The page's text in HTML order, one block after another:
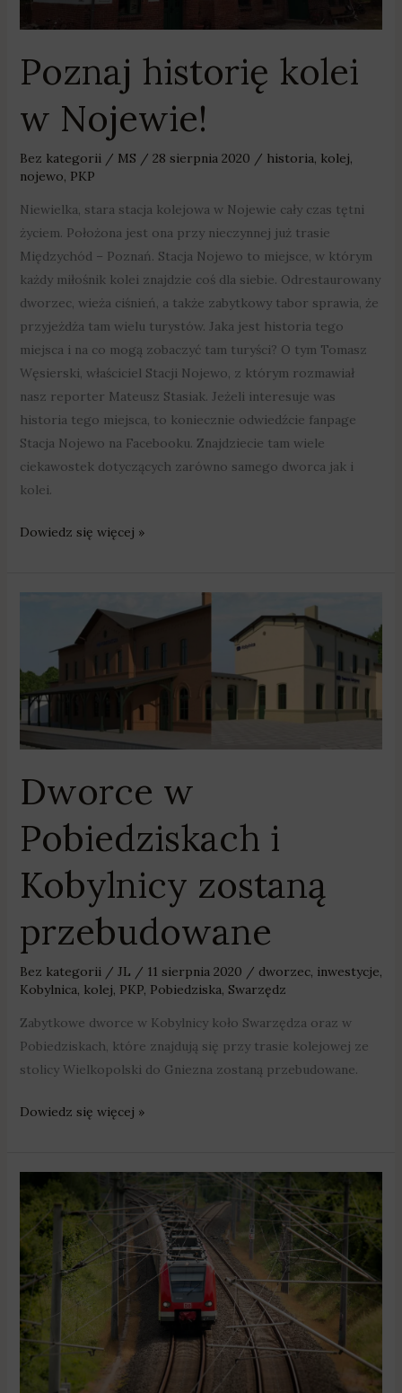
Poznaj historię kolei
w Nojewie!
Bez kategorii/ MS / 28 sierpnia 2020 / historia, kolej,
nojewo, PKP
Niewielka, stara stacja kolejowa w Nojewie cały czas tętni
życiem. Położona jest ona przy nieczynnej już trasie
Międzychód – Poznań. Stacja Nojewo to miejsce, w którym
każdy miłośnik kolei znajdzie coś dla siebie. Odrestaurowany
dworzec, wieża ciśnień, a także zabytkowy tabor sprawia, że
przyjeżdża tam wielu turystów. Jaka jest historia tego
miejsca i na co mogą zobaczyć tam turyści? O tym Tomasz
Węsierski, właściciel Stacji Nojewo, z którym rozmawiał
nasz reporter Mateusz Stasiak. Jeżeli interesuje was
historia tego miejsca, to koniecznie odwiedźcie fanpage
Stacja Nojewo na Facebooku. Znajdziecie tam wiele
ciekawostek dotyczących zarówno samego dworca jak i
kolei.
Dowiedz się więcej »
Dworce w
Pobiedziskach i
Kobylnicy zostaną
przebudowane
Bez kategorii/ JL / 11 sierpnia 2020 / dworzec, inwestycje,
Kobylnica, kolej, PKP, Pobiedziska, Swarzędz
Zabytkowe dworce w Kobylnicy koło Swarzędza oraz w
Pobiedziskach, które znajdują się przy trasie kolejowej ze
stolicy Wielkopolski do Gniezna zostaną przebudowane.
Pobiedziskach
i
Kobylnicy
zostaną
przebudowane
Dowiedz się więcej »
Zmiany
w
rozkładach
pociągów